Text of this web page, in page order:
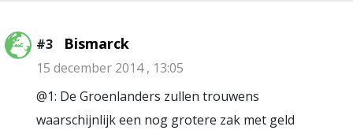
#3 Bismarck
15 december 2014 , 13:05
@1: De Groenlanders zullen trouwens
waarschijnlijk een nog grotere zak met geld